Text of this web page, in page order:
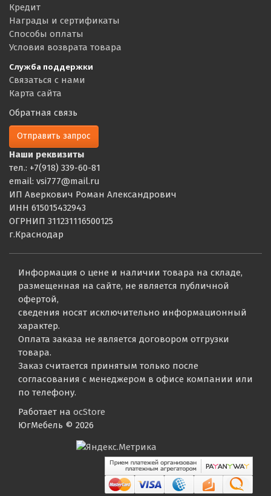
Кредит
Награды и сертификаты
Способы оплаты
Условия возврата товара
Служба поддержки
Связаться с нами
Карта сайта
Обратная связь
Отправить запрос
Наши реквизиты
тел.: +7(918) 339-60-81
email: vsi777@mail.ru
ИП Аверкович Роман Александрович
ИНН 615015432943
ОГРНИП 311231116500125
г.Краснодар
Информация о цене и наличии товара на складе,
размещенная на сайте, не является публичной
офертой,
сведения носят исключительно информационный
характер.
Оплата заказа не является договором отгрузки
товара.
Заказ считается принятым только после
согласования с менеджером в офисе компании или
по телефону.
Работает на ocStore
ЮгМебель © 2026